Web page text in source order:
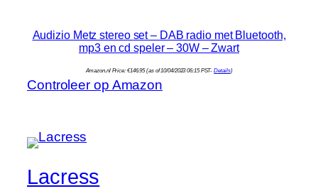
Audizio Metz stereo set – DAB radio met Bluetooth,
mp3 en cd speler – 30W – Zwart
Amazon.nl Price: €146.95(as of 10/04/2023 06:15 PST-Details)
Controleer op Amazon
Lacress